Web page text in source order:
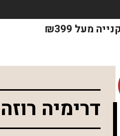
מעל ₪399
דרימיה רוזה